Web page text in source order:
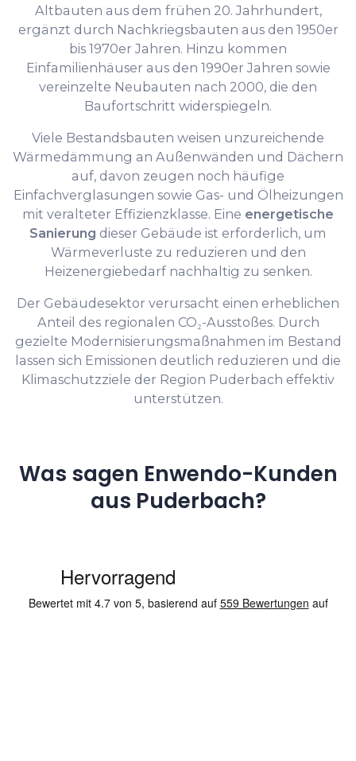
Altbauten aus dem frühen 20. Jahrhundert,
ergänzt durch Nachkriegsbauten aus den 1950er
bis 1970er Jahren. Hinzu kommen
Einfamilienhäuser aus den 1990er Jahren sowie
vereinzelte Neubauten nach 2000, die den
Baufortschritt widerspiegeln.
Viele Bestandsbauten weisen unzureichende
Wärmedämmung an Außenwänden und Dächern
auf, davon zeugen noch häufige
Einfachverglasungen sowie Gas- und Ölheizungen
mit veralteter Effizienzklasse. Eine energetische
Sanierung dieser Gebäude ist erforderlich, um
Wärmeverluste zu reduzieren und den
Heizenergiebedarf nachhaltig zu senken.
Der Gebäudesektor verursacht einen erheblichen
Anteil des regionalen CO₂-Ausstoßes. Durch
gezielte Modernisierungsmaßnahmen im Bestand
lassen sich Emissionen deutlich reduzieren und die
Klimaschutzziele der Region Puderbach effektiv
unterstützen.
Was sagen Enwendo-Kunden
aus Puderbach?